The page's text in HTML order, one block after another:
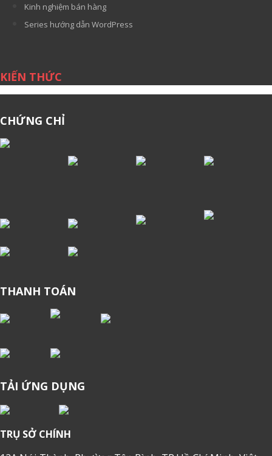
Kinh nghiệm bán hàng
Series hướng dẫn WordPress
KIẾN THỨC
CHỨNG CHỈ
THANH TOÁN
TẢI ỨNG DỤNG
TRỤ SỞ CHÍNH